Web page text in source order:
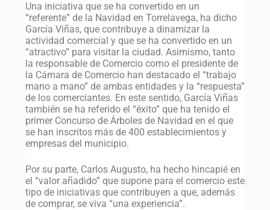
Una iniciativa que se ha convertido en un
“referente” de la Navidad en Torrelavega, ha dicho
García Viñas, que contribuye a dinamizar la
actividad comercial y que se ha convertido en un
“atractivo” para visitar la ciudad. Asimismo, tanto
la responsable de Comercio como el presidente de
la Cámara de Comercio han destacado el “trabajo
mano a mano” de ambas entidades y la “respuesta”
de los comerciantes. En este sentido, García Viñas
también se ha referido el “éxito” que ha tenido el
primer Concurso de Árboles de Navidad en el que
se han inscritos más de 400 establecimientos y
empresas del municipio.
Por su parte, Carlos Augusto, ha hecho hincapié en
el “valor añadido” que supone para el comercio este
tipo de iniciativas que contribuyen a que, además
de comprar, se viva “una experiencia”.